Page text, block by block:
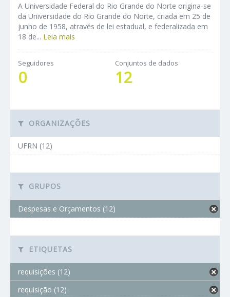
A Universidade Federal do Rio Grande do Norte origina-se
da Universidade do Rio Grande do Norte, criada em 25 de
junho de 1958, através de lei estadual, e federalizada em
18 de... Leia mais
Seguidores
0
Conjuntos de dados
12
ORGANIZAÇÕES
UFRN (12)
GRUPOS
Despesas e Orçamentos (12)
ETIQUETAS
requisições (12)
requisição (12)